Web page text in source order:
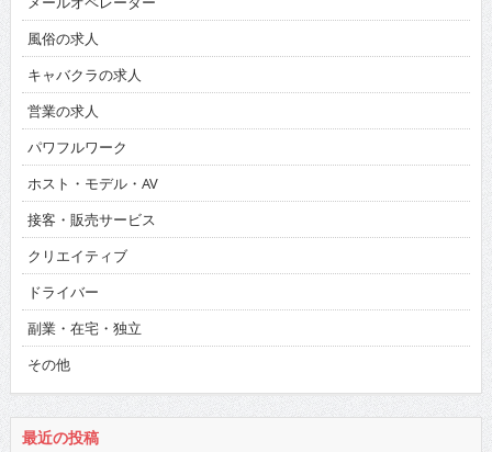
風俗の求人
キャバクラの求人
営業の求人
パワフルワーク
ホスト・モデル・AV
接客・販売サービス
クリエイティブ
ドライバー
副業・在宅・独立
その他
最近の投稿